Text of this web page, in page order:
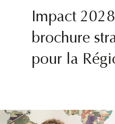
Impact
brochure
pour la